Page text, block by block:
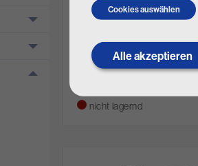
FEBI BILSTEIN Motoröl
Art. Nr.
104913
nicht lagernd
Cookies auswählen
Alle akzeptieren
Withdraw
consent